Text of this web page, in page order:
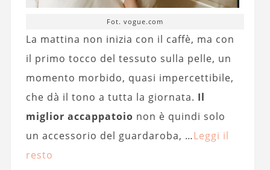
Fot. vogue.com
La mattina non inizia con il caffè, ma con
il primo tocco del tessuto sulla pelle, un
momento morbido, quasi impercettibile,
che dà il tono a tutta la giornata. Il
miglior accappatoio non è quindi solo
un accessorio del guardaroba, …Leggi il
resto